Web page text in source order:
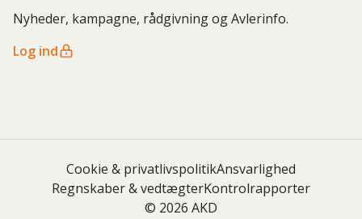
Nyheder, kampagne, rådgivning og Avlerinfo.
Log ind
Cookie & privatlivspolitikAnsvarlighed
Regnskaber & vedtægterKontrolrapporter
© 2026 AKD